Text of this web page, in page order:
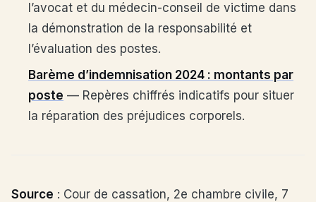
l’avocat et du médecin-conseil de victime dans
la démonstration de la responsabilité et
l’évaluation des postes.
Barème d’indemnisation 2024 : montants par
poste — Repères chiffrés indicatifs pour situer
la réparation des préjudices corporels.
Source : Cour de cassation, 2e chambre civile, 7